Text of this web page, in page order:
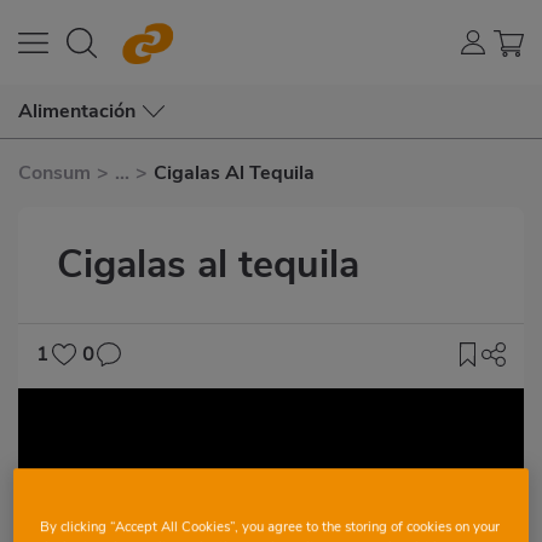
Alimentación
Consum > ... > Cigalas Al Tequila
Cigalas al tequila
1
0
By clicking “Accept All Cookies”, you agree to the storing of cookies on your